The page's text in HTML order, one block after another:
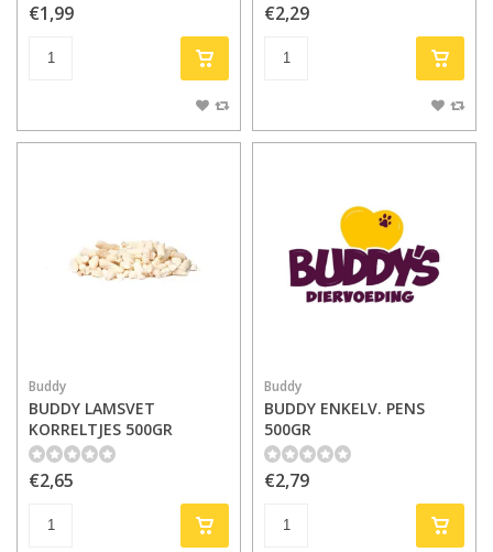
€1,99 €2,29
Buddy
BUDDY LAMSVET
KORRELTJES 500GR
€2,65
Buddy
BUDDY ENKELV. PENS
500GR
€2,79